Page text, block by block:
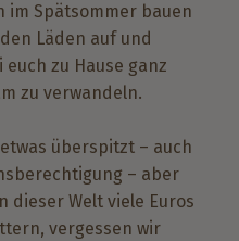
im Spätsommer bauen
Läden auf und
zu Hause ganz
zu verwandeln.
überspitzt – auch
– aber
dieser Welt viele Euros
vergessen wir